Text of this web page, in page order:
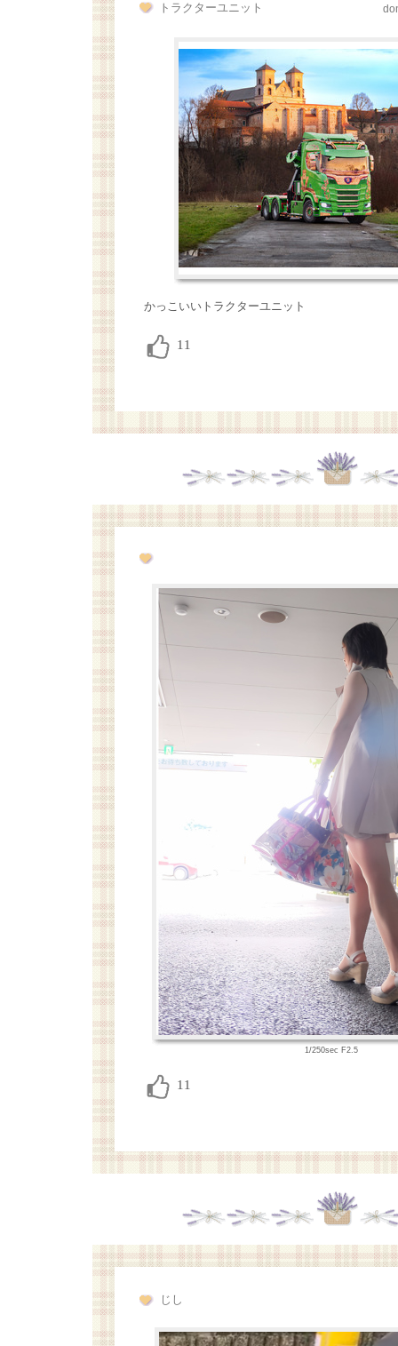
トラクターユニット
かっこいいトラクターユニット
1/250sec F2.5
じし